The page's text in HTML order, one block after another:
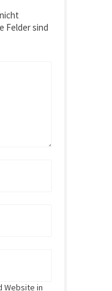
Felder sind
Website in